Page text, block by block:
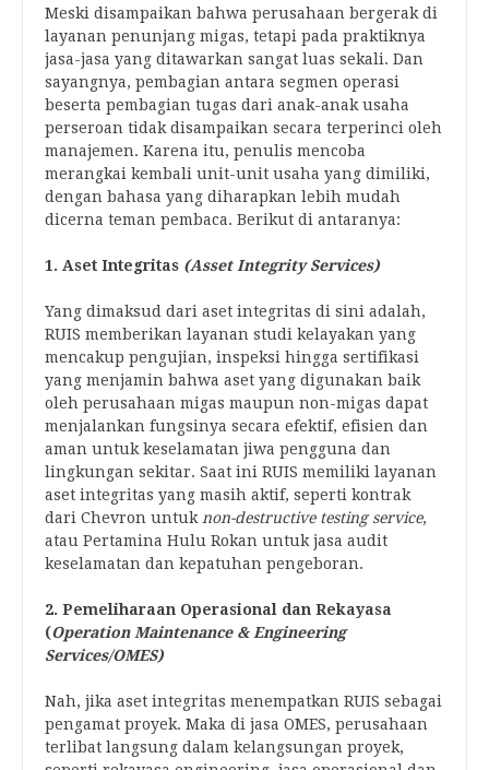
Meski disampaikan bahwa perusahaan bergerak di
layanan penunjang migas, tetapi pada praktiknya
jasa-jasa yang ditawarkan sangat luas sekali. Dan
sayangnya, pembagian antara segmen operasi
beserta pembagian tugas dari anak-anak usaha
perseroan tidak disampaikan secara terperinci oleh
manajemen. Karena itu, penulis mencoba
merangkai kembali unit-unit usaha yang dimiliki,
dengan bahasa yang diharapkan lebih mudah
dicerna teman pembaca. Berikut di antaranya:
1. Aset Integritas (Asset Integrity Services)
Yang dimaksud dari aset integritas di sini adalah,
RUIS memberikan layanan studi kelayakan yang
mencakup pengujian, inspeksi hingga sertifikasi
yang menjamin bahwa aset yang digunakan baik
oleh perusahaan migas maupun non-migas dapat
menjalankan fungsinya secara efektif, efisien dan
aman untuk keselamatan jiwa pengguna dan
lingkungan sekitar. Saat ini RUIS memiliki layanan
aset integritas yang masih aktif, seperti kontrak
dari Chevron untuk non-destructive testing service,
atau Pertamina Hulu Rokan untuk jasa audit
keselamatan dan kepatuhan pengeboran.
2. Pemeliharaan Operasional dan Rekayasa
(Operation Maintenance & Engineering
Services/OMES)
Nah, jika aset integritas menempatkan RUIS sebagai
pengamat proyek. Maka di jasa OMES, perusahaan
terlibat langsung dalam kelangsungan proyek,